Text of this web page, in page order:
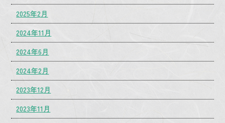
2025年2月
2024年11月
2024年6月
2024年2月
2023年12月
2023年11月